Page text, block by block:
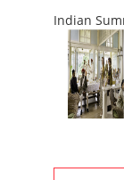
Indian